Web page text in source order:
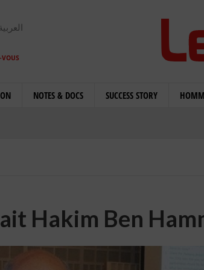
NOTES & DOCS SUCCESS STORY
Hakim Ben